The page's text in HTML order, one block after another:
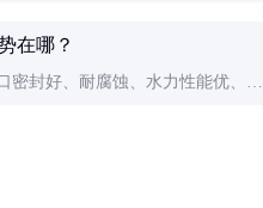
在哪？
密封好、耐腐蚀、水力性能优、综